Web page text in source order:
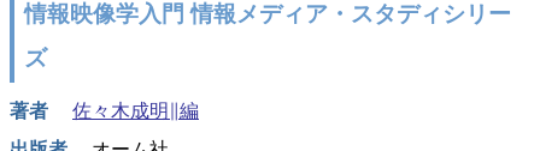
情報映像学入門 情報メディア・スタディシリー
ズ
著者
佐々木成明∥編